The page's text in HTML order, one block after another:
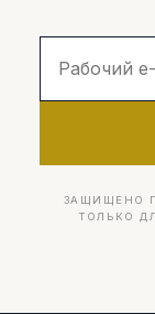
ЗАЩИЩЕНО
ТОЛЬКО